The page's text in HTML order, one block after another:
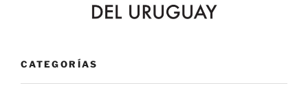
CATEGORÍAS